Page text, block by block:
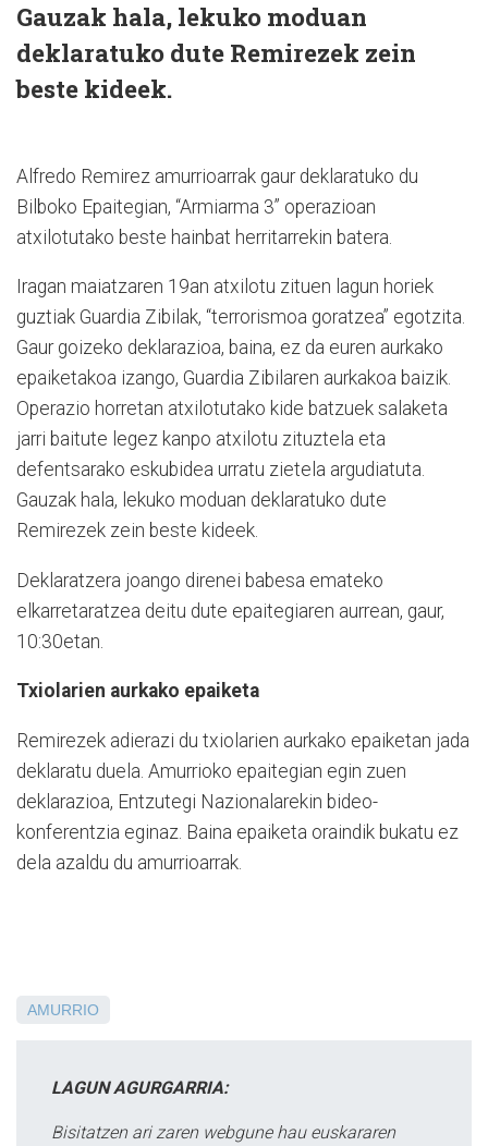
Gauzak hala, lekuko moduan
deklaratuko dute Remirezek zein
beste kideek.
Alfredo Remirez amurrioarrak gaur deklaratuko du
Bilboko Epaitegian, “Armiarma 3” operazioan
atxilotutako beste hainbat herritarrekin batera.
Iragan maiatzaren 19an atxilotu zituen lagun horiek
guztiak Guardia Zibilak, “terrorismoa goratzea” egotzita.
Gaur goizeko deklarazioa, baina, ez da euren aurkako
epaiketakoa izango, Guardia Zibilaren aurkakoa baizik.
Operazio horretan atxilotutako kide batzuek salaketa
jarri baitute legez kanpo atxilotu zituztela eta
defentsarako eskubidea urratu zietela argudiatuta.
Gauzak hala, lekuko moduan deklaratuko dute
Remirezek zein beste kideek.
Deklaratzera joango direnei babesa emateko
elkarretaratzea deitu dute epaitegiaren aurrean, gaur,
10:30etan.
Txiolarien aurkako epaiketa
Remirezek adierazi du txiolarien aurkako epaiketan jada
deklaratu duela. Amurrioko epaitegian egin zuen
deklarazioa, Entzutegi Nazionalarekin bideo-
konferentzia eginaz. Baina epaiketa oraindik bukatu ez
dela azaldu du amurrioarrak.
AMURRIO
LAGUN AGURGARRIA:
Bisitatzen ari zaren webgune hau euskararen